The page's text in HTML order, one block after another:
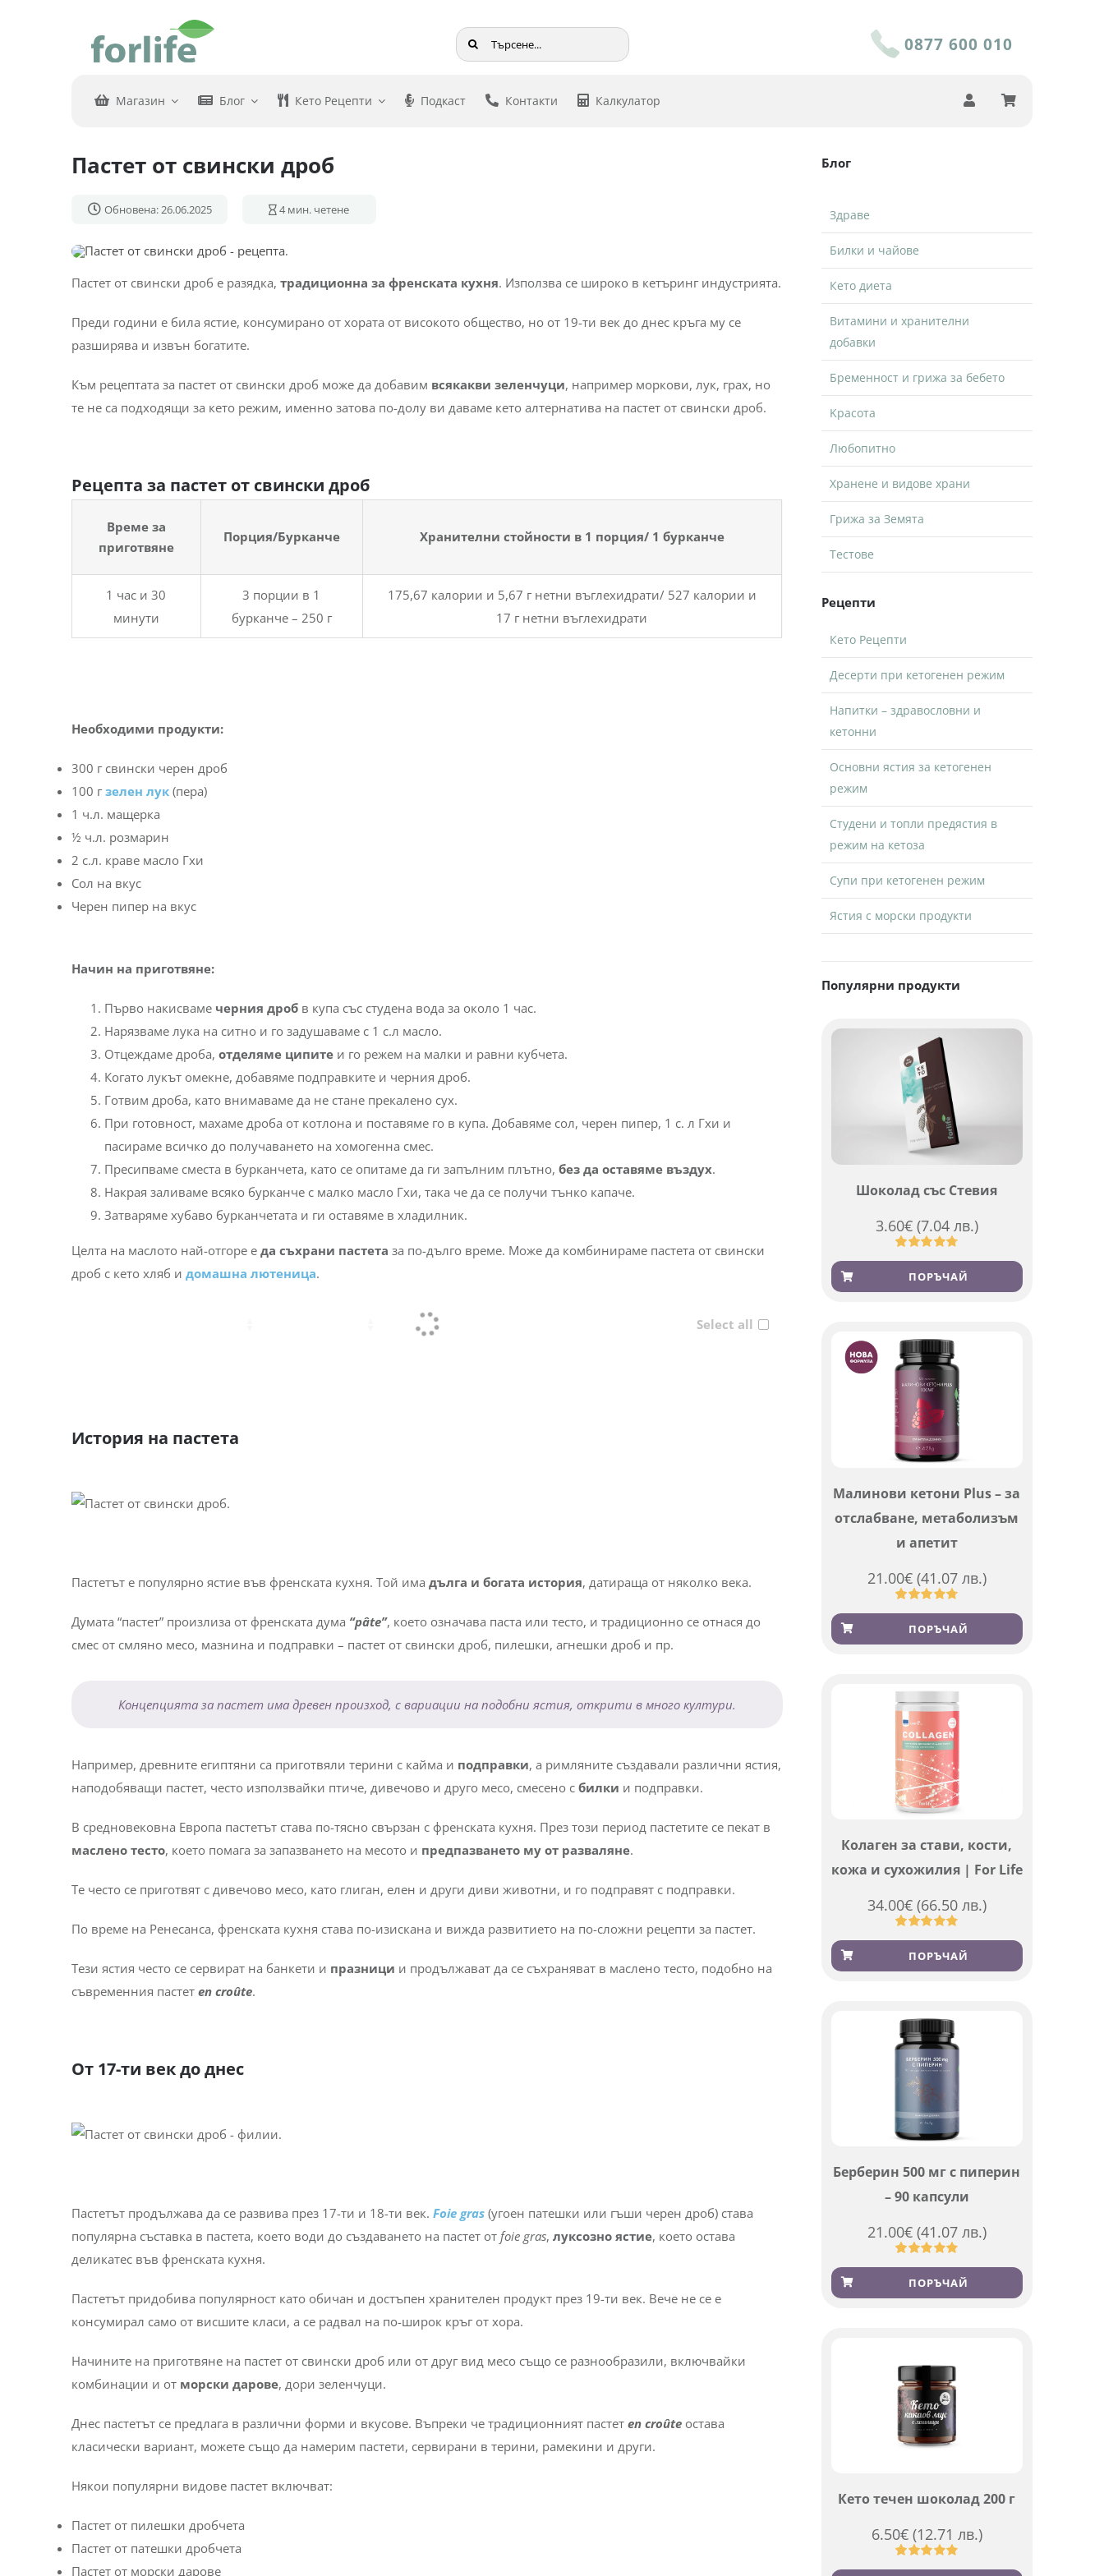
Търсене
...
0877 600 010
Магазин Блог Кето Рецепти Подкаст Контакти Калкулатор
Пастет от свински дроб
Обновена: 26.06.2025 4 мин. четене
Пастет от свински дроб е разядка, традиционна за френската кухня. Използва се широко в кетъринг индустрията.
Преди години е била ястие, консумирано от хората от високото общество, но от 19-ти век до днес кръга му се
разширява и извън богатите.
Към рецептата за пастет от свински дроб може да добавим всякакви зеленчуци, например моркови, лук, грах, но
те не са подходящи за кето режим, именно затова по-долу ви даваме кето алтернатива на пастет от свински дроб.
Рецепта за пастет от свински дроб
Време за
приготвяне
Порция/Бурканче Хранителни стойности в 1 порция/ 1 бурканче
1 час и 30
минути
3 порции в 1
бурканче – 250 г
175,67 калории и 5,67 г нетни въглехидрати/ 527 калории и
17 г нетни въглехидрати
Необходими продукти:
300 г свински черен дроб
100 гзелен лук(пера)
1 ч.л. мащерка
½ ч.л. розмарин
2 с.л. краве масло Гхи
Сол на вкус
Черен пипер на вкус
Начин на приготвяне:
Първо накисваме черния дробв купа със студена вода за около 1 час.
Нарязваме лука на ситно и го задушаваме с 1 с.л масло.
Отцеждаме дроба, отделяме ципитеи го режем на малки и равни кубчета.
Когато лукът омекне, добавяме подправките и черния дроб.
Готвим дроба, като внимаваме да не стане прекалено сух.
При готовност, махаме дроба от котлона и поставяме го в купа. Добавяме сол, черен пипер, 1 с. л Гхи и
пасираме всичко до получаването на хомогенна смес.
Пресипваме сместа в бурканчета, като се опитаме да ги запълним плътно, без да оставяме въздух.
Накрая заливаме всяко бурканче с малко масло Гхи, така че да се получи тънко капаче.
Затваряме хубаво бурканчетата и ги оставяме в хладилник.
Целта на маслото най-отгоре е да съхрани пастета за по-дълго време. Може да комбинираме пастета от свински
дроб с кето хляб и домашна лютеница.
Select all
История на пастета
Пастетът е популярно ястие във френската кухня. Той има дълга и богата история, датираща от няколко века.
Думата “пастет” произлиза от френската дума “pâte”, което означава паста или тесто, и традиционно се отнася до
смес от смляно месо, мазнина и подправки – пастет от свински дроб, пилешки, агнешки дроб и пр.
Концепцията за пастет има древен произход, с вариации на подобни ястия, открити в много култури.
Например, древните египтяни са приготвяли терини с кайма и подправки, а римляните създавали различни ястия,
наподобяващи пастет, често използвайки птиче, дивечово и друго месо, смесено с билки и подправки.
В средновековна Европа пастетът става по-тясно свързан с френската кухня. През този период пастетите се пекат в
маслено тесто, което помага за запазването на месото и предпазването му от разваляне.
Те често се приготвят с дивечово месо, като глиган, елен и други диви животни, и го подправят с подправки.
По време на Ренесанса, френската кухня става по-изискана и вижда развитието на по-сложни рецепти за пастет.
Тези ястия често се сервират на банкети и празници и продължават да се съхраняват в маслено тесто, подобно на
съвременния пастет en croûte.
От 17-ти век до днес
Пастетът продължава да се развива през 17-ти и 18-ти век. Foie gras(угоен патешки или гъши черен дроб) става
популярна съставка в пастета, което води до създаването на пастет от foie gras, луксозно ястие, което остава
деликатес във френската кухня.
Пастетът придобива популярност като обичан и достъпен хранителен продукт през 19-ти век. Вече не се е
консумирал само от висшите класи, а се радвал на по-широк кръг от хора.
Начините на приготвяне на пастет от свински дроб или от друг вид месо също се разнообразили, включвайки
комбинации и от морски дарове, дори зеленчуци.
Днес пастетът се предлага в различни форми и вкусове. Въпреки че традиционният пастет en croûteостава
класически вариант, можете също да намерим пастети, сервирани в терини, рамекини и други.
Някои популярни видове пастет включват:
Пастет от пилешки дробчета
Пастет от патешки дробчета
Пастет от морски дарове
Блог
Здраве
Билки и чайове
Кето диета
Витамини и хранителни
добавки
Бременност и грижа за бебето
Kрасота
Любопитно
Хранене и видове храни
Грижа за Земята
Тестове
Рецепти
Кето Рецепти
Десерти при кетогенен режим
Напитки – здравословни и
кетонни
Основни ястия за кетогенен
режим
Студени и топли предястия в
режим на кетоза
Супи при кетогенен режим
Ястия с морски продукти
Популярни продукти
Шоколад със Стевия
3.60€ (7.04 лв.)
Оценен
4.79от 5,
185
ПОРЪЧАЙ
Малинови кетони Plus – за
отслабване, метаболизъм
и апетит
21.00€ (41.07 лв.)
Оценен
4.76от 5,
базирано
819
ПОРЪЧАЙ
Колаген за стави, кости,
кожа и сухожилия | For Life
34.00€ (66.50 лв.)
Оценен
4.83от 5,
базирано
923
ПОРЪЧАЙ
Берберин 500 мг с пиперин
– 90 капсули
21.00€ (41.07 лв.)
Оценен
4.84от 5,
базирано
369
ПОРЪЧАЙ
Кето течен шоколад 200 г
6.50€ (12.71 лв.)
Оценен
501